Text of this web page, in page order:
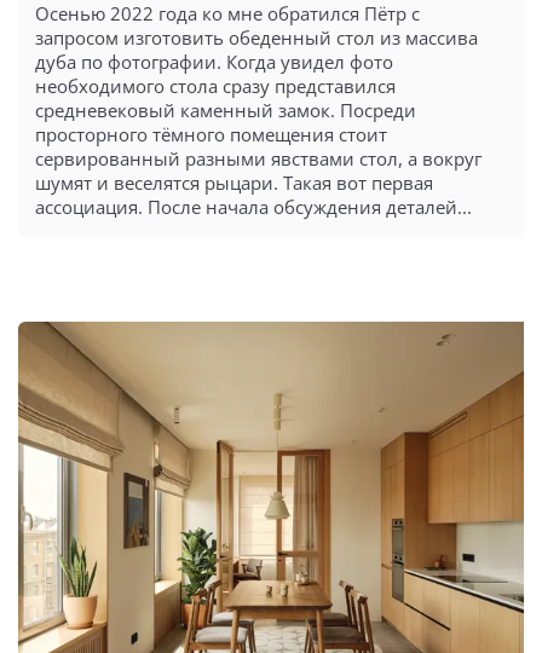
Осенью 2022 года ко мне обратился Пётр с
запросом изготовить обеденный стол из массива
дуба по фотографии. Когда увидел фото
необходимого стола сразу представился
средневековый каменный замок. Посреди
просторного тёмного помещения стоит
сервированный разными явствами стол, а вокруг
шумят и веселятся рыцари. Такая вот первая
ассоциация. После начала обсуждения деталей...